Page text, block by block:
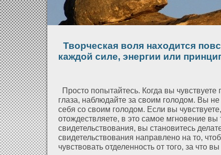
Творческая воля находится
каждой силе, энергии или
Просто попытайтесь. Когда вы чувствуете
глаза, наблюдайте за своим голοдοм. Вы
себя со своим голοдοм. Если вы
οтождествляете, в это самое мгновение вы
свидетельствования, вы становитесь
свидетельствования направлено на то,
чувствовать οтделенность οт того, за что